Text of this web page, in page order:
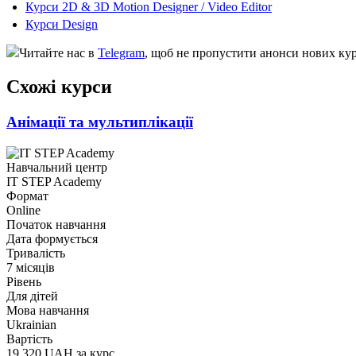
Курси 2D & 3D Motion Designer / Video Editor
Курси Design
Читайте нас в Telegram, щоб не пропустити анонси нових
Схожі курси
Анімації та мультиплікації
Навчальний центр
IT STEP Academy
Формат
Online
Початок навчання
Дата формується
Тривалість
7 місяців
Рівень
Для дітей
Мова навчання
Ukrainian
Вартість
19 320 UAH за курс